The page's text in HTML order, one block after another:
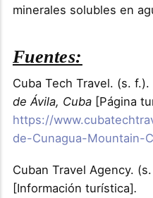
minerales solubles en
Fuentes:
Cuba Tech Travel. (s. f.).
de Ávila, Cuba[Página
https://
de-Cunagua-Mountain-
Cuban Travel Agency.
[Información turística].